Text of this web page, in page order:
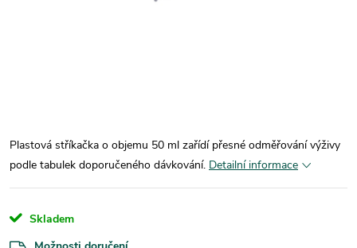
Plastová stříkačka o objemu 50 ml zařídí přesné odměřování výživy
podle tabulek doporučeného dávkování. Detailní informace
Skladem